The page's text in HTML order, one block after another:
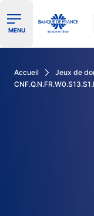
Ouvrir le menu
MENU
Accueil Jeux de